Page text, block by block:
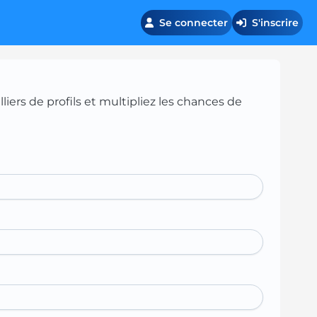
Se connecter S'inscrire
de profils et multipliez les chances de